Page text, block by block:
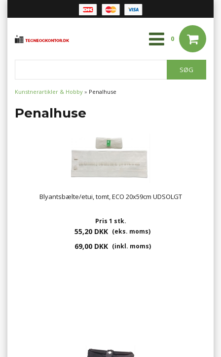
0
Kunstnerartikler & Hobby » Penalhuse
Penalhuse
Blyantsbælte/etui, tomt, ECO 20x59cm UDSOLGT
Pris 1 stk.
55,20 DKK (eks. moms)
69,00 DKK (inkl. moms)